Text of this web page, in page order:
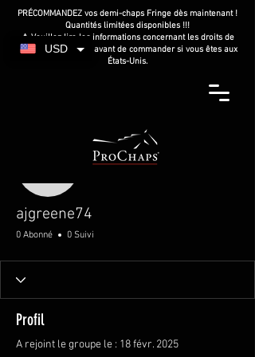
PRÉCOMMANDEZ vos demi-chaps Fringe dès maintenant !
Quantités limitées disponibles !!!
⚠️ Veuillez lire les informations concernant les droits de
douane américains avant de commander si vous êtes aux
États-Unis.
ajgreene74
ajgreene74
0 Abonné 0 Suivi
Profil
A rejoint le groupe le : 18 févr. 2025
USD